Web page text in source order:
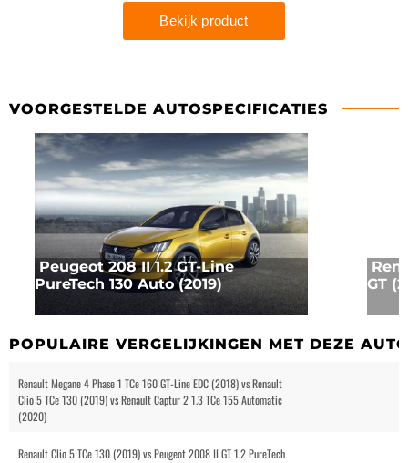
VOORGESTELDE AUTOSPECIFICATIES
Peugeot 208 II 1.2 GT-Line
PureTech 130 Auto (2019)
GT
POPULAIRE VERGELIJKINGEN MET DEZE
Renault Megane 4 Phase 1 TCe 160 GT-Line EDC (2018) vs Renault
Clio 5 TCe 130 (2019) vs Renault Captur 2 1.3 TCe 155 Automatic
(2020)
Renault Clio 5 TCe 130 (2019) vs Peugeot 2008 II GT 1.2 PureTech